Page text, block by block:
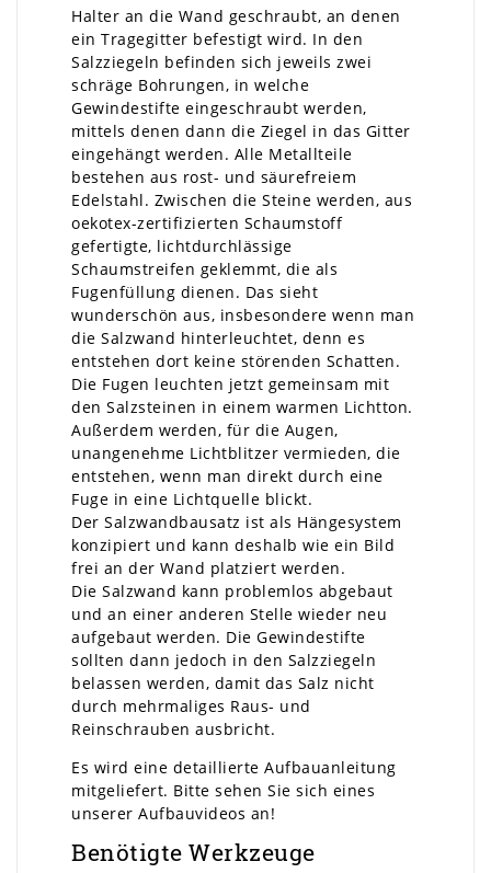
Halter an die Wand geschraubt, an denen
ein Tragegitter befestigt wird. In den
Salzziegeln befinden sich jeweils zwei
schräge Bohrungen, in welche
Gewindestifte eingeschraubt werden,
mittels denen dann die Ziegel in das Gitter
eingehängt werden. Alle Metallteile
bestehen aus rost- und säurefreiem
Edelstahl. Zwischen die Steine werden, aus
oekotex-zertifizierten Schaumstoff
gefertigte, lichtdurchlässige
Schaumstreifen geklemmt, die als
Fugenfüllung dienen. Das sieht
wunderschön aus, insbesondere wenn man
die Salzwand hinterleuchtet, denn es
entstehen dort keine störenden Schatten.
Die Fugen leuchten jetzt gemeinsam mit
den Salzsteinen in einem warmen Lichtton.
Außerdem werden, für die Augen,
unangenehme Lichtblitzer vermieden, die
entstehen, wenn man direkt durch eine
Fuge in eine Lichtquelle blickt.
Der Salzwandbausatz ist als Hängesystem
konzipiert und kann deshalb wie ein Bild
frei an der Wand platziert werden.
Die Salzwand kann problemlos abgebaut
und an einer anderen Stelle wieder neu
aufgebaut werden. Die Gewindestifte
sollten dann jedoch in den Salzziegeln
belassen werden, damit das Salz nicht
durch mehrmaliges Raus- und
Reinschrauben ausbricht.
Es wird eine detaillierte Aufbauanleitung
mitgeliefert. Bitte sehen Sie sich eines
unserer Aufbauvideos an!
Benötigte Werkzeuge